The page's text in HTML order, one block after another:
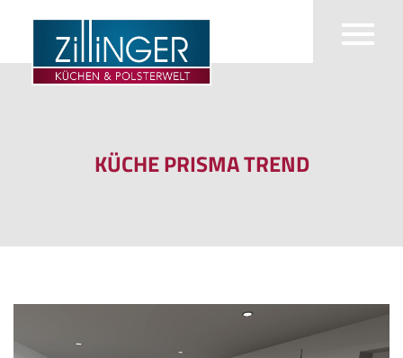
KÜCHE PRISMA TREND